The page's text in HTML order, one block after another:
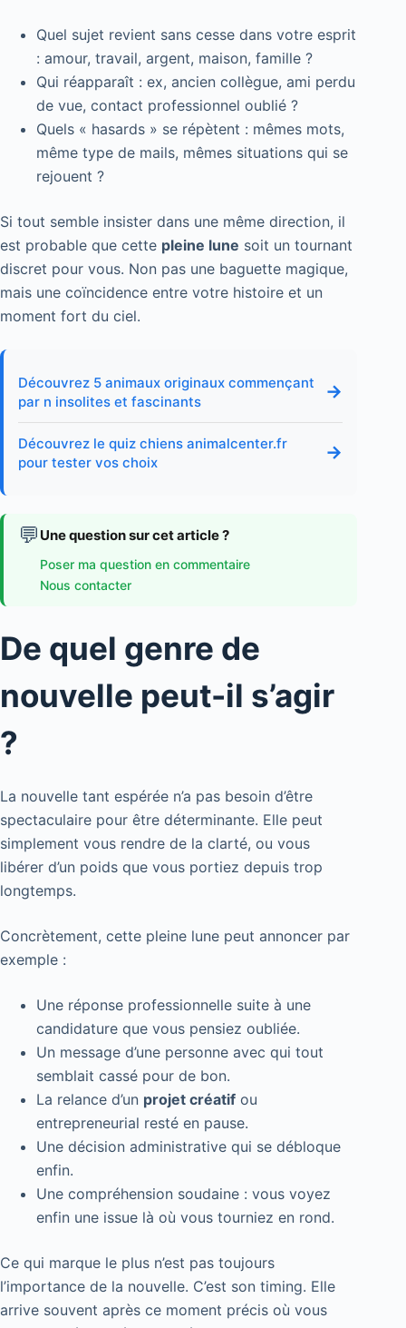
Quel sujet revient sans cesse dans votre esprit
: amour, travail, argent, maison, famille ?
Qui réapparaît : ex, ancien collègue, ami perdu
de vue, contact professionnel oublié ?
Quels « hasards » se répètent : mêmes mots,
même type de mails, mêmes situations qui se
rejouent ?
Si tout semble insister dans une même direction, il
est probable que cette pleine lune soit un tournant
discret pour vous. Non pas une baguette magique,
mais une coïncidence entre votre histoire et un
moment fort du ciel.
Découvrez 5 animaux originaux commençant
par n insolites et fascinants
→
Découvrez le quiz chiens animalcenter.fr
pour tester vos choix
→
💬 Une question sur cet article ?
Poser ma question en commentaire
Nous contacter
De quel genre de
nouvelle peut-il s’agir
?
La nouvelle tant espérée n’a pas besoin d’être
spectaculaire pour être déterminante. Elle peut
simplement vous rendre de la clarté, ou vous
libérer d’un poids que vous portiez depuis trop
longtemps.
Concrètement, cette pleine lune peut annoncer par
exemple :
Une réponse professionnelle suite à une
candidature que vous pensiez oubliée.
Un message d’une personne avec qui tout
semblait cassé pour de bon.
La relance d’un projet créatif ou
entrepreneurial resté en pause.
Une décision administrative qui se débloque
enfin.
Une compréhension soudaine : vous voyez
enfin une issue là où vous tourniez en rond.
Ce qui marque le plus n’est pas toujours
l’importance de la nouvelle. C’est son timing. Elle
arrive souvent après ce moment précis où vous